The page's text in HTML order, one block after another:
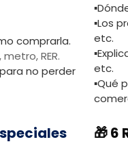
comprarla.
RER.
no perder
▪️Los
etc.
etc.
▪️Qué
🎁 6